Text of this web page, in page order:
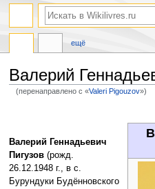
Валерий
(перенаправлено с «Valeri Pigouzov»)
навигации
поиску
Валерий Геннадьевич
Пигузов(рожд.
26.12.1948 г., в с.
Бурундуки Будённовского
ещё